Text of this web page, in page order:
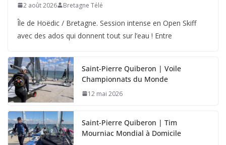
2 août 2026 Bretagne Télé
Île de Hoëdic / Bretagne. Session intense en Open Skiff
avec des ados qui donnent tout sur l’eau ! Entre
Saint-Pierre Quiberon | Voile
Championnats du Monde
12 mai 2026
Saint-Pierre Quiberon | Tim
Mourniac Mondial à Domicile